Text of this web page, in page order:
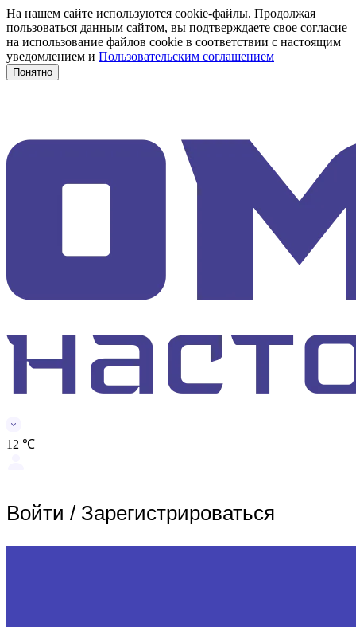
На нашем сайте используются cookie-файлы. Продолжая
пользоваться данным сайтом, вы подтверждаете свое согласие
на использование файлов cookie в соответствии с настоящим
уведомлением и Пользовательским соглашением
Понятно
12 ℃
Войти / Зарегистрироваться